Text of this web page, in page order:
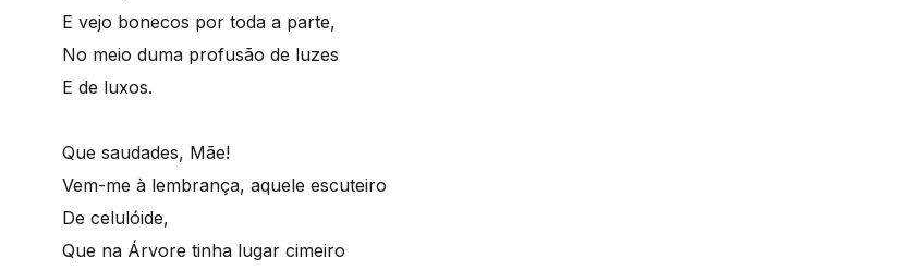
E vejo bonecos por toda a parte,
No meio duma profusão de luzes
E de luxos.
Que saudades, Mãe!
Vem-me à lembrança, aquele escuteiro
De celulóide,
Que na Árvore tinha lugar cimeiro